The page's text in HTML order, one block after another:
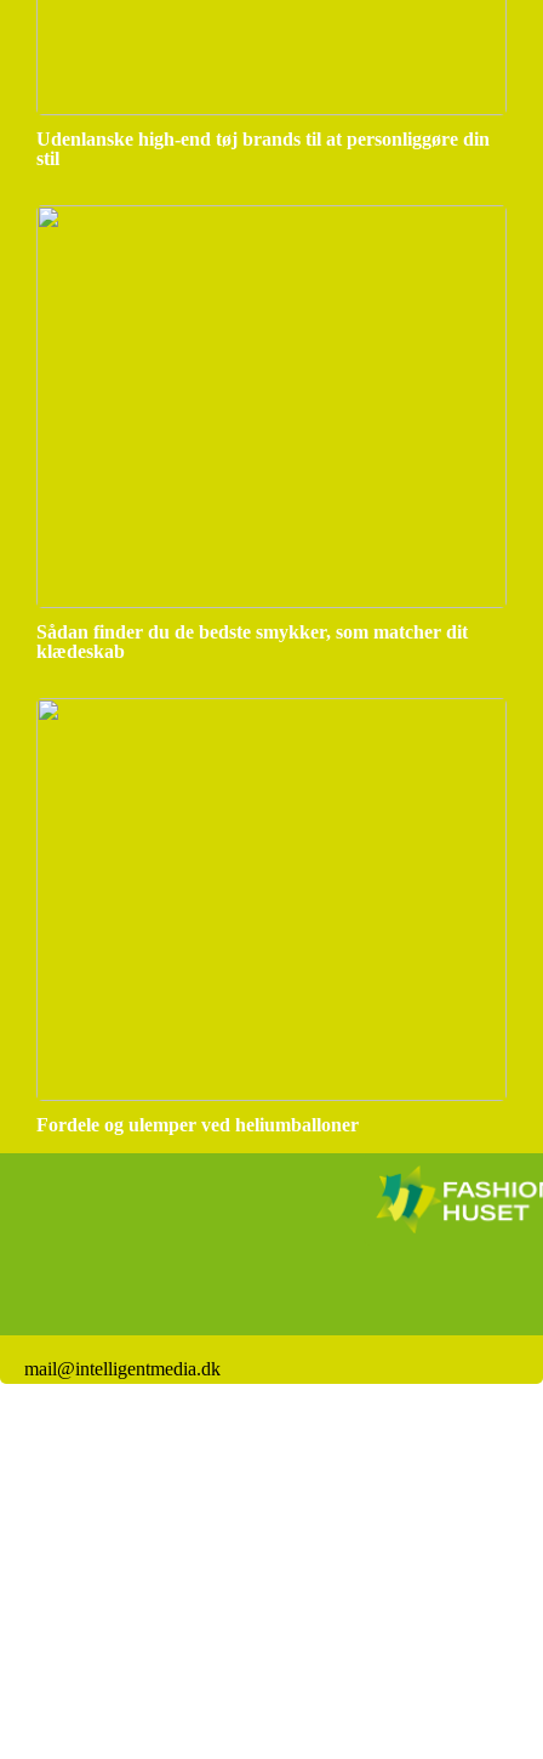
Udenlanske high-end tøj brands til at personliggøre din
stil
Sådan finder du de bedste smykker, som matcher dit
klædeskab
Fordele og ulemper ved heliumballoner
mail@intelligentmedia.dk